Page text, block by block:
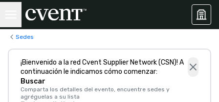
Sedes
¡Bienvenido a la red Cvent Supplier Network (CSN)! A
continuación le indicamos cómo comenzar:
Buscar
Comparta los detalles del evento, encuentre sedes y
agréguelas a su lista